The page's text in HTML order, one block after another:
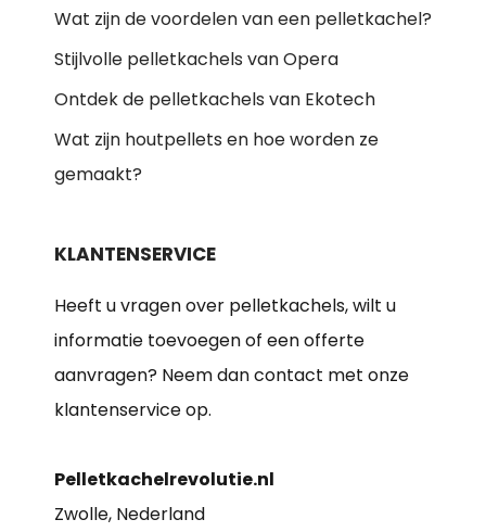
Wat zijn de voordelen van een pelletkachel?
Stijlvolle pelletkachels van Opera
Ontdek de pelletkachels van Ekotech
Wat zijn houtpellets en hoe worden ze
gemaakt?
KLANTENSERVICE
Heeft u vragen over pelletkachels, wilt u
informatie toevoegen of een offerte
aanvragen? Neem dan contact met onze
klantenservice op.
Pelletkachelrevolutie.nl
Zwolle, Nederland